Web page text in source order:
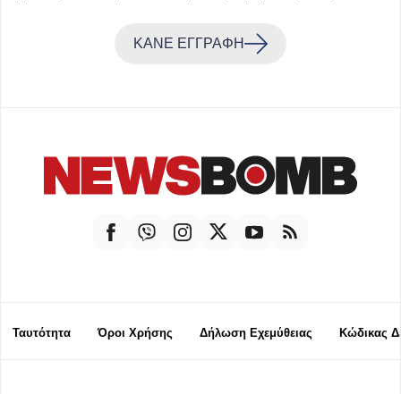
ΚΑΝΕ ΕΓΓΡΑΦΗ
Ταυτότητα Όροι Χρήσης Δήλωση Εχεμύθειας Κώδικας